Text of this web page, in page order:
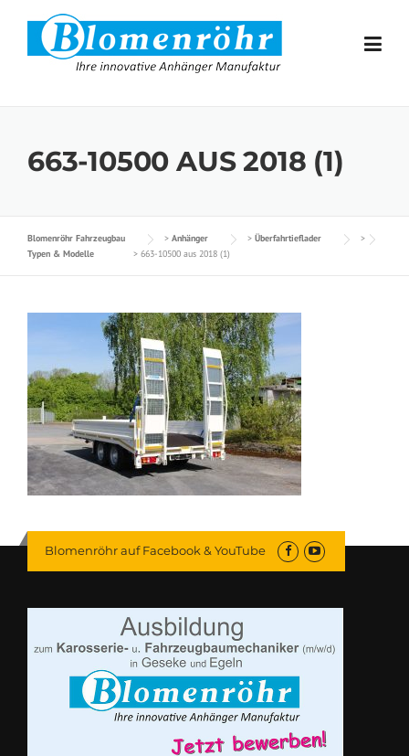
Skip to content
663-10500 AUS 2018 (1)
Blomenröhr Fahrzeugbau > Anhänger > Überfahrtieflader
>
Typen & Modelle
> 663-10500 aus 2018 (1)
Blomenröhr auf Facebook & YouTube